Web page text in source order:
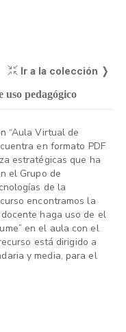
Ir a la colección ❭
uso pedagógico
“Aula Virtual de
en formato PDF
estratégicas que ha
el Grupo de
de la
encontramos la
haga uso de el
en el aula con el
está dirigido a
y media, para el